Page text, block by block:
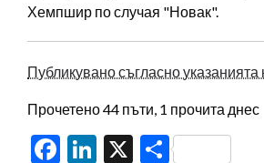
Хемпшир по случая "Новак".
Публикувано съгласно
Прочетено 44 пъти, 1 прочита днес
Facebook
LinkedIn
X Share